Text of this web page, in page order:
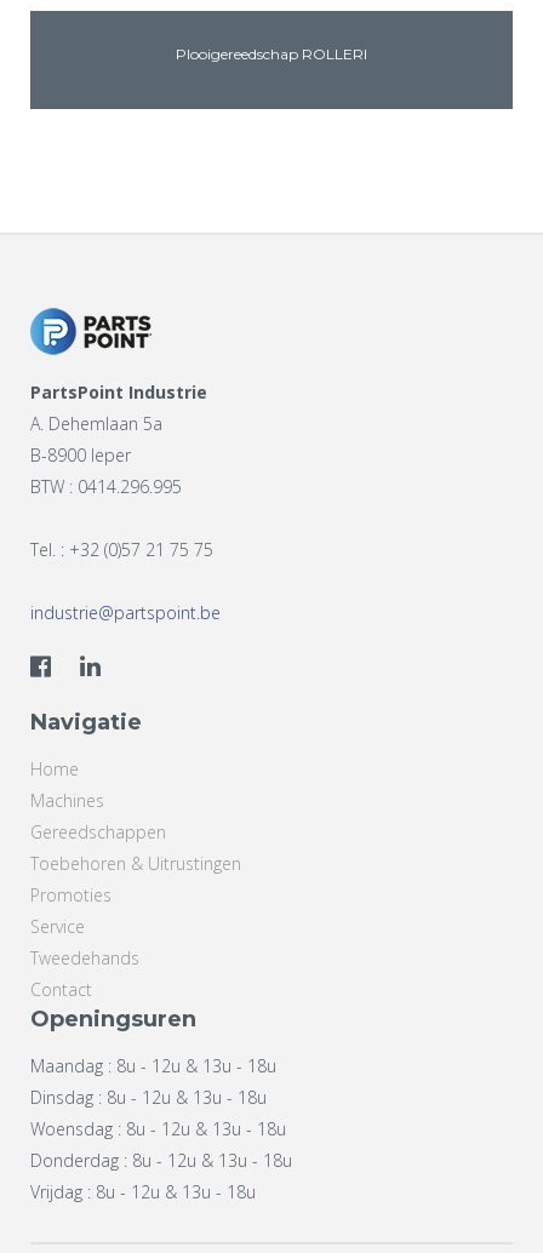
Plooigereedschap ROLLERI
PartsPoint Industrie
A. Dehemlaan 5a
B-8900 Ieper
BTW : 0414.296.995
Tel. : +32 (0)57 21 75 75
industrie@partspoint.be
Navigatie
Home
Machines
Gereedschappen
Toebehoren & Uitrustingen
Promoties
Service
Tweedehands
Contact
Openingsuren
Maandag : 8u - 12u & 13u - 18u
Dinsdag : 8u - 12u & 13u - 18u
Woensdag : 8u - 12u & 13u - 18u
Donderdag : 8u - 12u & 13u - 18u
Vrijdag : 8u - 12u & 13u - 18u